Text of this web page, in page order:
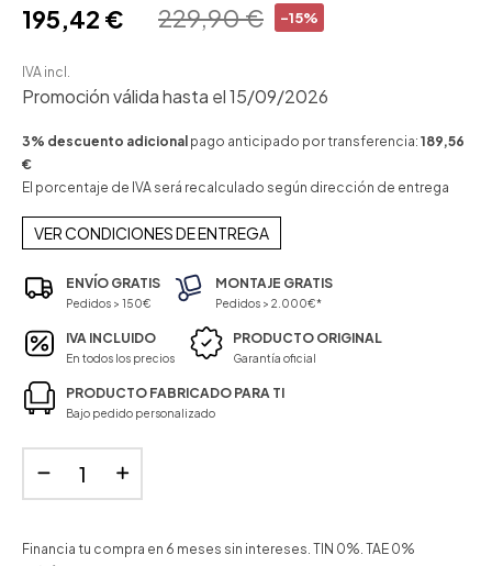
-15%
229,90 €
195,42 €
IVA incl.
Promoción válida hasta el 15/09/2026
3% descuento adicional pago anticipado por transferencia: 189,56
€
El porcentaje de IVA será recalculado según dirección de entrega
VER CONDICIONES DE ENTREGA
ENVÍO GRATIS
Pedidos > 150€
MONTAJE GRATIS
Pedidos > 2.000€*
IVA INCLUIDO
En todos los precios
PRODUCTO ORIGINAL
Garantía oficial
PRODUCTO FABRICADO PARA TI
Bajo pedido personalizado
Financia tu compra en 6 meses sin intereses. TIN 0%. TAE 0%